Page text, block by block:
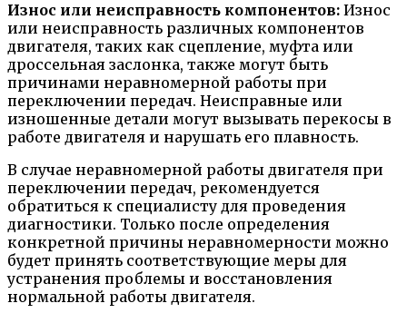
Износ или неисправность компонентов: Износ
или неисправность различных компонентов
двигателя, таких как сцепление, муфта или
дроссельная заслонка, также могут быть
причинами неравномерной работы при
переключении передач. Неисправные или
изношенные детали могут вызывать перекосы в
работе двигателя и нарушать его плавность.
В случае неравномерной работы двигателя при
переключении передач, рекомендуется
обратиться к специалисту для проведения
диагностики. Только после определения
конкретной причины неравномерности можно
будет принять соответствующие меры для
устранения проблемы и восстановления
нормальной работы двигателя.